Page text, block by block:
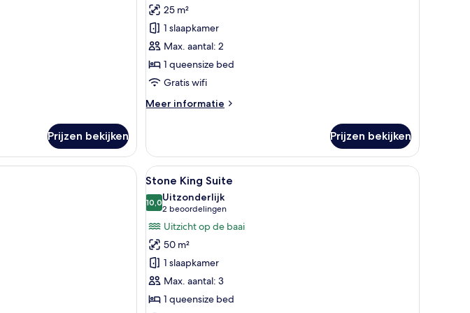
Prijzen bekijken
Room
laden
25 m²
1 slaapkamer
Max. aantal: 2
1 queensize bed
Gratis wifi
Meer informatie
Meer
Stone
Room
Prijzen bekijken
met stoelen en een bureau met een stoel.
King Cave Suite | Luxe beddengoed, donzen dekbedden, een kluis op de kamer
Alle
foto's
voor
Stone
King
Suite
laden
Een kamer met een bed, twee groene
13
Stone King Suite
10,010,0 van 10
Uitzonderlijk
2 beoordelingen
(2
beoordelingen)
Uitzicht op de baai
50 m²
1 slaapkamer
Max. aantal: 3
1 queensize bed